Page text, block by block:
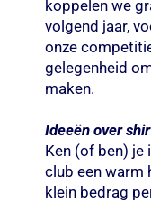
koppelen we
volgend jaar,
onze
gelegenheid
maken.
Ideeën over
Ken (of ben) je
club een warm
klein bedrag